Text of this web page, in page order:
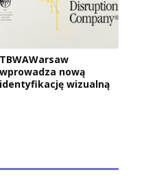
TBWAWarsaw
wprowadza nową
identyfikację wizualną